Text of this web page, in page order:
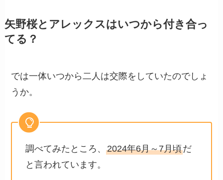
矢野桜とアレックスはいつから付き合っ
てる？
では一体いつから二人は交際をしていたのでしょ
うか。
調べてみたところ、2024年6月～7月頃だ
と言われています。